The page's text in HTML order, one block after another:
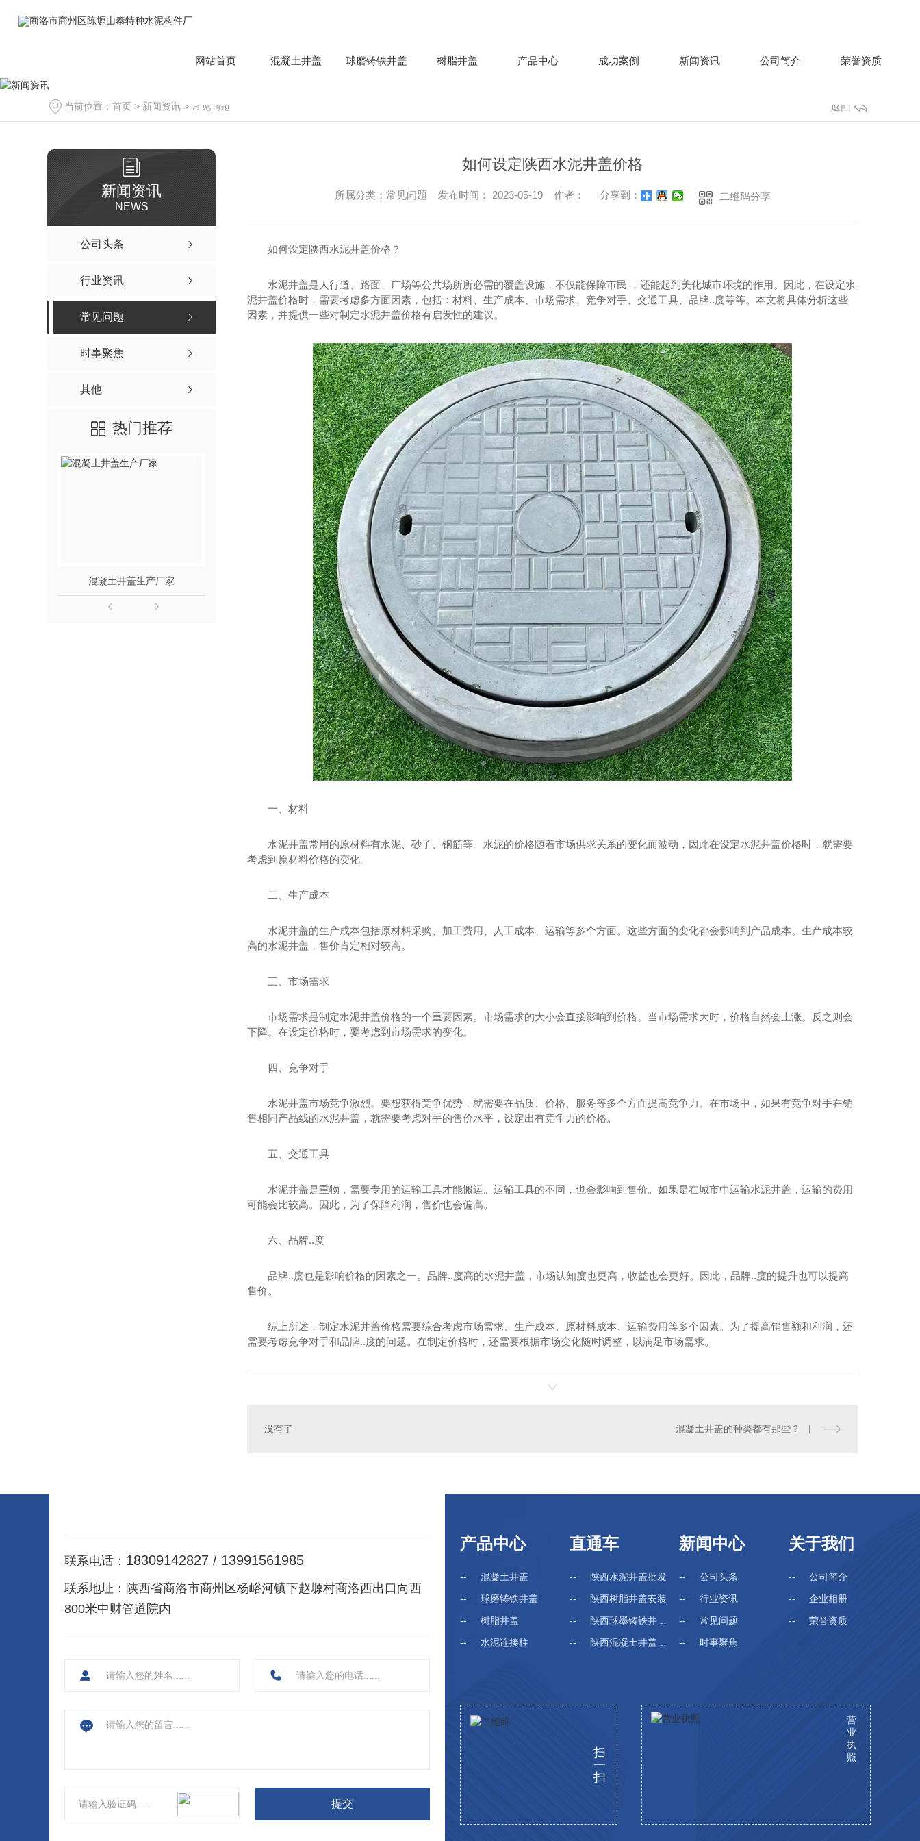
网站首页 混凝土井盖 球磨铸铁井盖 树脂井盖 产品中心 成功案例 新闻资讯 公司简介 荣誉资质
当前位置： 首页 > 新闻资讯 > 常见问题 返回
新闻资讯
NEWS
公司头条
行业资讯
常见问题
时事聚焦
其他
热门推荐
混凝土井盖生产厂家 混凝土污水井盖批发 混凝土污水井盖 检查井混凝土井盖
如何设定陕西水泥井盖价格
所属分类：常见问题 发布时间： 2023-05-19 作者： 分享到： 二维码分享
如何设定陕西水泥井盖价格？
水泥井盖是人行道、路面、广场等公共场所所必需的覆盖设施，不仅能保障市民 ，还能起到美化城市环境的作用。因此，在设定水
泥井盖价格时，需要考虑多方面因素，包括：材料、生产成本、市场需求、竞争对手、交通工具、品牌..度等等。本文将具体分析这些
因素，并提供一些对制定水泥井盖价格有启发性的建议。
一、材料
水泥井盖常用的原材料有水泥、砂子、钢筋等。水泥的价格随着市场供求关系的变化而波动，因此在设定水泥井盖价格时，就需要
考虑到原材料价格的变化。
二、生产成本
水泥井盖的生产成本包括原材料采购、加工费用、人工成本、运输等多个方面。这些方面的变化都会影响到产品成本。生产成本较
高的水泥井盖，售价肯定相对较高。
三、市场需求
市场需求是制定水泥井盖价格的一个重要因素。市场需求的大小会直接影响到价格。当市场需求大时，价格自然会上涨。反之则会
下降。在设定价格时，要考虑到市场需求的变化。
四、竞争对手
水泥井盖市场竞争激烈。要想获得竞争优势，就需要在品质、价格、服务等多个方面提高竞争力。在市场中，如果有竞争对手在销
售相同产品线的水泥井盖，就需要考虑对手的售价水平，设定出有竞争力的价格。
五、交通工具
水泥井盖是重物，需要专用的运输工具才能搬运。运输工具的不同，也会影响到售价。如果是在城市中运输水泥井盖，运输的费用
可能会比较高。因此，为了保障利润，售价也会偏高。
六、品牌..度
品牌..度也是影响价格的因素之一。品牌..度高的水泥井盖，市场认知度也更高，收益也会更好。因此，品牌..度的提升也可以提高
售价。
综上所述，制定水泥井盖价格需要综合考虑市场需求、生产成本、原材料成本、运输费用等多个因素。为了提高销售额和利润，还
需要考虑竞争对手和品牌..度的问题。在制定价格时，还需要根据市场变化随时调整，以满足市场需求。
没有了 混凝土井盖的种类都有那些？
联系电话： 18309142827 / 13991561985
联系地址： 陕西省商洛市商州区杨峪河镇下赵塬村商洛西出口向西
800米中财管道院内
提交
产品中心
混凝土井盖
球磨铸铁井盖
树脂井盖
水泥连接柱
直通车
陕西水泥井盖批发
陕西树脂井盖安装
陕西球墨铸铁井盖厂家
陕西混凝土井盖生产
新闻中心
公司头条
行业资讯
常见问题
时事聚焦
关于我们
公司简介
企业相册
荣誉资质
扫
一
扫
营
业
执
照